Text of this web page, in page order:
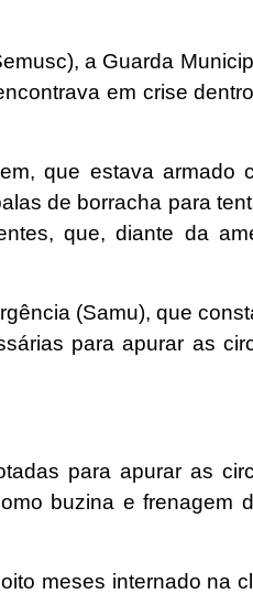
a Guarda
em crise
que estava armado
de borracha para
que, diante da
(Samu), que
para apurar as
para apurar as
buzina e frenagem
meses internado na